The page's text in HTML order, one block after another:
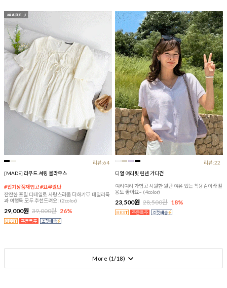
리뷰:64
[MADE] 라무드 셔링 블라우스
#인기상품재입고 #요루원단
잔잔한 프릴 디테일로 사랑스러움 더하기♡ 데일리룩
과 여행룩 모두 추천드려요! (2color)
29,000원 39,000원 26%
리뷰:22
디얼 여리핏 린넨 가디건
여리여리 가볍고 시원한 원단 여유 있는 착용감이라 활
용도 좋아요~ (4color)
23,500원 28,500원 18%
More (1/18)